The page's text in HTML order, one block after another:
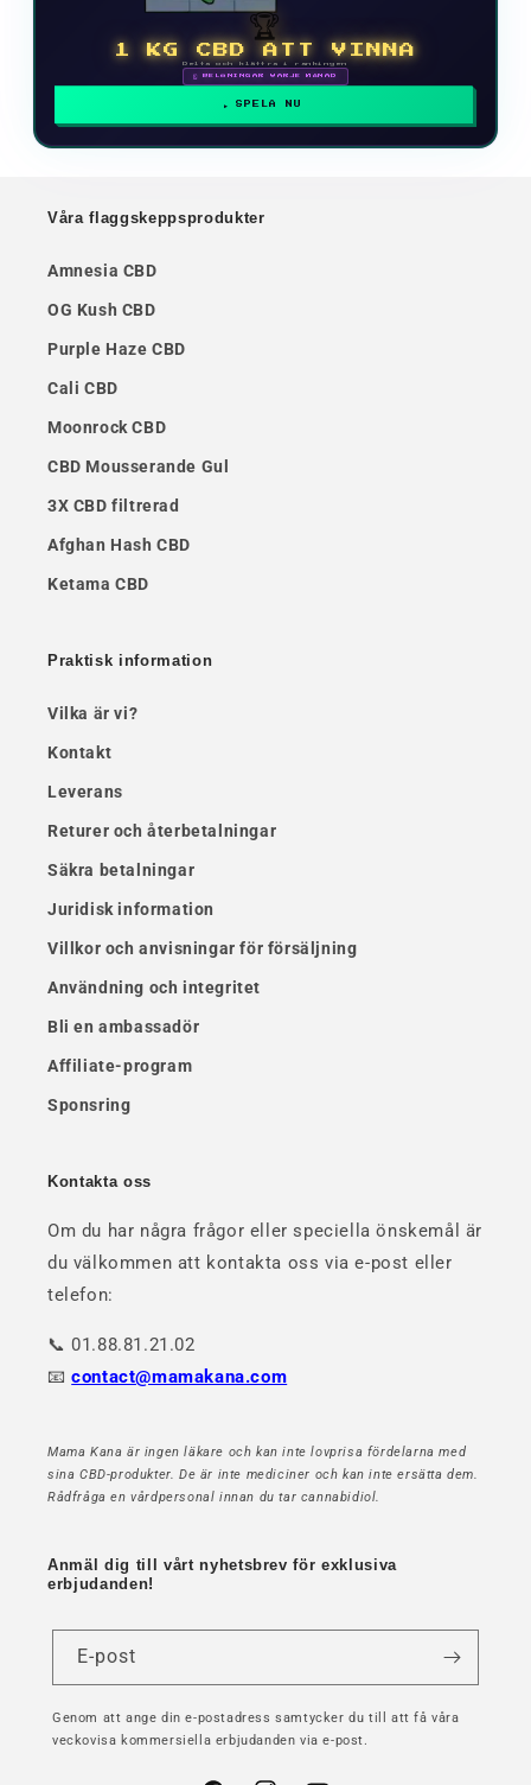
🏆
1 KG CBD ATT VINNA
Delta och klättra i rankingen
🗓 BELÖNINGAR VARJE MÅNAD
SPELA NU
Våra flaggskeppsprodukter
Amnesia CBD
OG Kush CBD
Purple Haze CBD
Cali CBD
Moonrock CBD
CBD Mousserande Gul
3X CBD filtrerad
Afghan Hash CBD
Ketama CBD
Praktisk information
Vilka är vi?
Kontakt
Leverans
Returer och återbetalningar
Säkra betalningar
Juridisk information
Villkor och anvisningar för försäljning
Användning och integritet
Bli en ambassadör
Affiliate-program
Sponsring
Kontakta oss
Om du har några frågor eller speciella önskemål är
du välkommen att kontakta oss via e-post eller
telefon:
📞 01.88.81.21.02
📧contact@mamakana.com
Mama Kana är ingen läkare och kan inte lovprisa fördelarna med
sina CBD-produkter. De är inte mediciner och kan inte ersätta dem.
Rådfråga en vårdpersonal innan du tar cannabidiol.
Anmäl dig till vårt nyhetsbrev för exklusiva
erbjudanden!
E-post
Genom att ange din e-postadress samtycker du till att få våra
veckovisa kommersiella erbjudanden via e-post.